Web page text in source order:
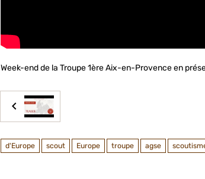
Week-end de la Troupe 1ère Aix-en-Provence en
d'Europe scout Europe troupe agse